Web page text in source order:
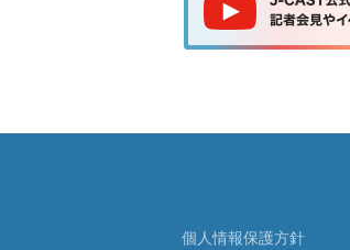
個人情報保護方針